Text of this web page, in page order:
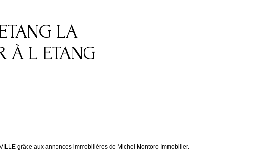
LA
À L ETANG
grâce aux annonces immobilières de Michel Montoro Immobilier.